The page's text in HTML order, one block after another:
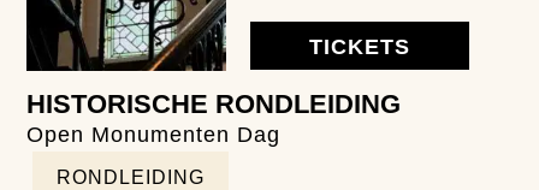
TICKETS
HISTORISCHE RONDLEIDING
Open Monumenten Dag
RONDLEIDING